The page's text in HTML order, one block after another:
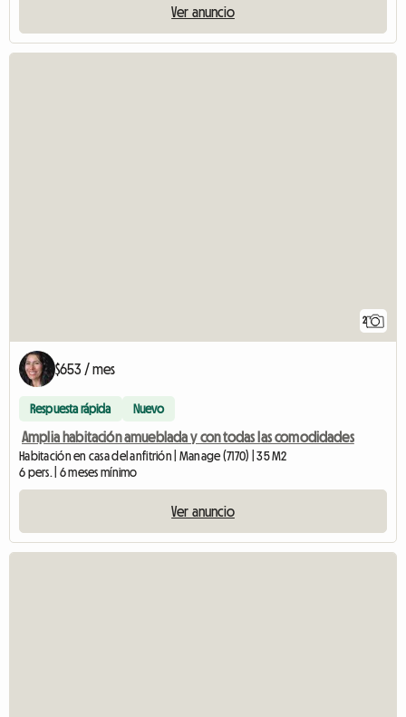
Ver anuncio
2
$653 / mes
Respuesta rápida Nuevo
Amplia habitación amueblada y con todas las comodidades
Habitación en casa del anfitrión | Manage (7170) | 35 M2
6 pers. | 6 meses mínimo
Ver anuncio